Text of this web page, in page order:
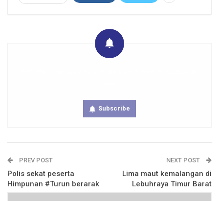
Subscribe
PREV POST
Polis sekat peserta
Himpunan #Turun berarak
NEXT POST
Lima maut kemalangan di
Lebuhraya Timur Barat